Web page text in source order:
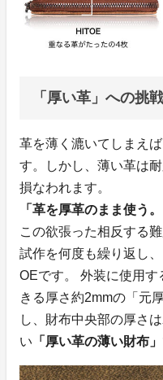
「厚い革」への挑戦
革を薄く漉いてしまえ
す。しかし、薄い革は
損なわれます。
「革を厚革のまま使う
この欲張った相反する
試作を何度も繰り返し
OEです。 外装に使用
きる厚さ約2mmの「元
し、財布中央部の厚さ
い 「厚い革の薄い財布」